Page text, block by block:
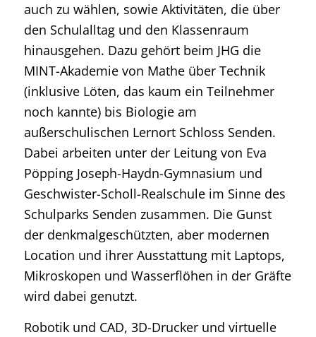
auch zu wählen, sowie Aktivitäten, die über
den Schulalltag und den Klassenraum
hinausgehen. Dazu gehört beim JHG die
MINT-Akademie von Mathe über Technik
(inklusive Löten, das kaum ein Teilnehmer
noch kannte) bis Biologie am
außerschulischen Lernort Schloss Senden.
Dabei arbeiten unter der Leitung von Eva
Pöpping Joseph-Haydn-Gymnasium und
Geschwister-Scholl-Realschule im Sinne des
Schulparks Senden zusammen. Die Gunst
der denkmalgeschützten, aber modernen
Location und ihrer Ausstattung mit Laptops,
Mikroskopen und Wasserflöhen in der Gräfte
wird dabei genutzt.
Robotik und CAD, 3D-Drucker und virtuelle